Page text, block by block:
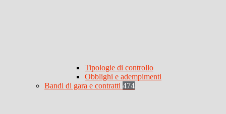
Tipologie di controllo
Obblighi e adempimenti
Bandi di gara e contratti 474